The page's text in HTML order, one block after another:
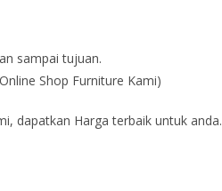
sampai tujuan.
Shop Furniture Kami)
dapatkan Harga terbaik untuk anda.